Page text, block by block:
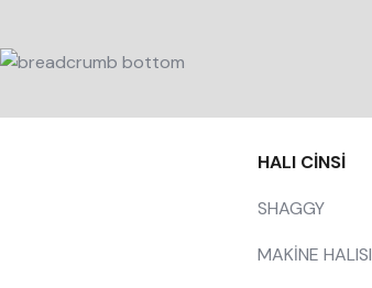
HALI CİNSİ
SHAGGY
MAKİNE HALISI